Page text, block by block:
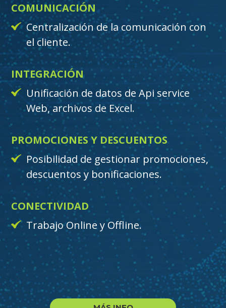
COMUNICACIÓN
Centralización de la comunicación con
el cliente.
INTEGRACIÓN
Unificación de datos de Api service
Web, archivos de Excel.
PROMOCIONESY DESCUENTOS
Posibilidad de gestionar promociones,
descuentos y bonificaciones.
CONECTIVIDAD
Trabajo Online y Offline.